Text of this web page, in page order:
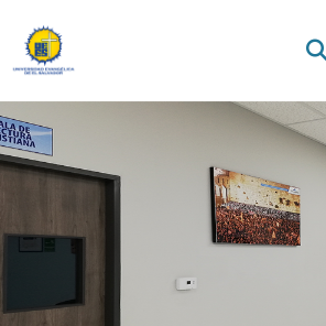
Communities & Collections
All of DSpace